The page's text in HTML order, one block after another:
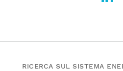
RICERCA SUL SISTEMA